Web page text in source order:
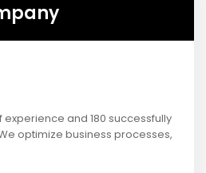
and 180 successfully
optimize business processes,